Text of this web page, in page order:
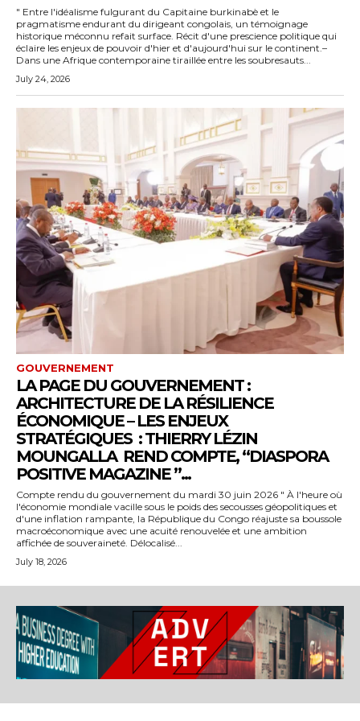
" Entre l'idéalisme fulgurant du Capitaine burkinabè et le
pragmatisme endurant du dirigeant congolais, un témoignage
historique méconnu refait surface. Récit d'une prescience politique qui
éclaire les enjeux de pouvoir d'hier et d'aujourd'hui sur le continent.–
Dans une Afrique contemporaine tiraillée entre les soubresauts...
July 24, 2026
GOUVERNEMENT
LA PAGE DU GOUVERNEMENT :
ARCHITECTURE DE LA RÉSILIENCE
ÉCONOMIQUE – LES ENJEUX
STRATÉGIQUES : THIERRY LÉZIN
MOUNGALLA REND COMPTE, “DIASPORA
POSITIVE MAGAZINE ”...
Compte rendu du gouvernement du mardi 30 juin 2026 " À l'heure où
l'économie mondiale vacille sous le poids des secousses géopolitiques et
d'une inflation rampante, la République du Congo réajuste sa boussole
macroéconomique avec une acuité renouvelée et une ambition
affichée de souveraineté. Délocalisé...
July 18, 2026